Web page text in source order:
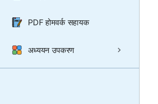
PDF होमवर्क सहायक
अध्ययन उपकरण